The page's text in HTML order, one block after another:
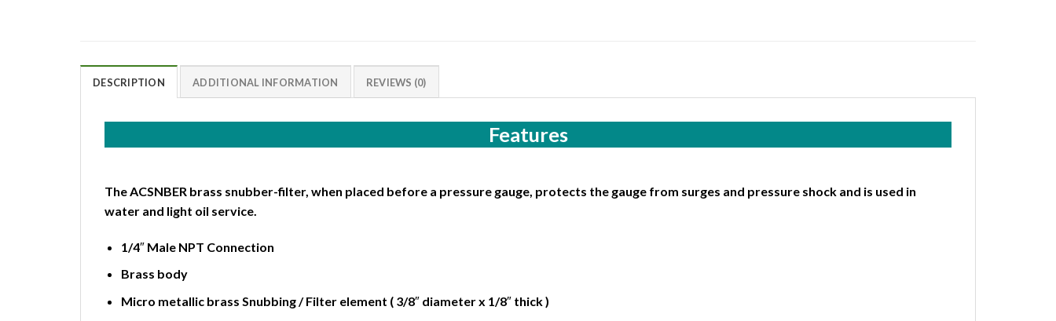
DESCRIPTION ADDITIONAL INFORMATION REVIEWS (0)
Features
The ACSNBER brass snubber-filter, when placed before a pressure gauge, protects the gauge from surges and pressure shock and is used in
water and light oil service.
1/4″ Male NPT Connection
Brass body
Micro metallic brass Snubbing / Filter element ( 3/8″ diameter x 1/8″ thick )